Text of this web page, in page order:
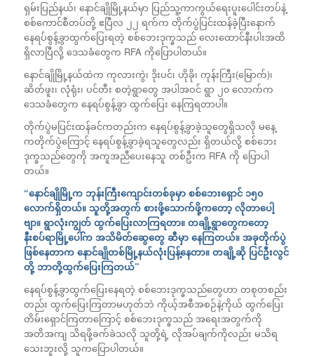
ရှမ်းပြည်နယ်၊ နောင်ချိုမြို့နယ်မှာ ပြည်သူ့ကာကွယ်ရေးပူးပေါင်းတပ်နဲ့
စစ်ကောင်စီတပ်တို့ ဧပြီလ ၂၂ ရက်က တိုက်ပွဲပြင်းထန်ခဲ့ပြီးနောက်
နေရပ်စွန့်ခွာထွက်ပြေးရတဲ့ စစ်ဘေးဒုက္ခသည် လေးထောင်နီးပါးအထိ
ရှိလာပြီလို့ ဒေသခံတွေက RFA ကိုပြောပါတယ်။
နောင်ချိုမြို့နယ်ထဲက ကုလားကွဲ၊ ဒိုးပင်၊ ဟိုခို၊ ကုန်းကြီး(မြောက်)၊
ဆိတ်ဖူး၊ လုံရုံး၊ ပင်တီး စတဲ့ရွာတွေ အပါအဝင် ရွာ ၂၀ လောက်က
ဒေသခံတွေက နေရပ်စွန့်ခွာ ထွက်ပြေး နေကြရတာပါ။
တိုက်ပွဲမပြင်းထန်ခင်ကတည်းက နေရပ်စွန့်ခွာခဲ့သူတွေရှိသလို မနေ့
ကတိုက်ပွဲကြောင့် နေရပ်စွန့်ခွာခဲ့ရသူတွေလည်း ရှိတယ်လို့ စစ်ဘေး
ဒုက္ခသည်တွေကို အကူအညီပေးနေသူ တစ်ဦးက RFA ကို ပြောပါ
တယ်။
“နောင်ချိုမြို့က ဘုန်းကြီးကျောင်းတစ်ခုမှာ စစ်ဘေးရှောင် ၁၅၀
လောက်ရှိတယ်။ သူတို့အတွက် စားဖို့သောက်ဖို့ကတော့ လိုတာပေါ့
ဗျာ။ ရွာလုံးကျွတ် ထွက်ပြေးလာကြရတာ။ တချို့ရွာတွေကတော့
နီးစပ်ရာမြို့ပေါ်က အသိမိတ်ဆွေတွေ ဆီမှာ နေကြတယ်။ အခုတိုက်ပွဲ
ဖြစ်နေတာက နောင်ချိုတစ်မြို့နယ်လုံးပြန့်နေတာ။ တချို့ဆို ပြင်ဦးလွင်
တို့ ဘာတို့ထွက်ပြေးကြတယ်”
နေရပ်စွန့်ခွာထွက်ပြေးနေရတဲ့ စစ်ဘေးဒုက္ခသည်တွေဟာ တစုတစည်း
တည်း ထွက်ပြေးကြတာမဟုတ်ဘဲ ကိုယ့်အစီအစဉ်နဲ့ကိုယ် ထွက်ပြေး
တိမ်းရှောင်ကြတာကြောင့် စစ်ဘေးဒုက္ခသည် အရေးအတွက်ကို
အတိအကျ သိရဖို့ခက်ခဲသလို သူတို့ရဲ့ လိုအပ်ချက်ကိုလည်း မသိရ
သေးဘူးလို့ သူကပြောပါတယ်။